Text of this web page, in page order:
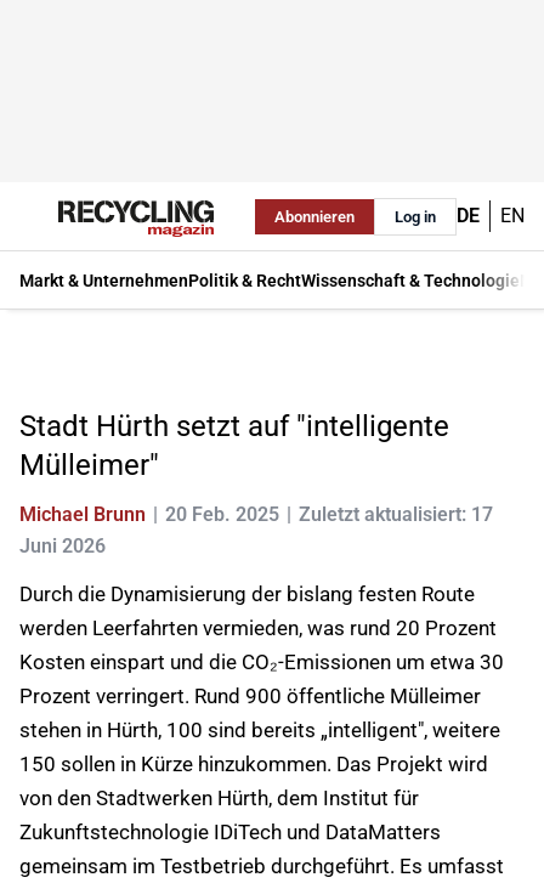
Abonnieren Log in DE EN
Markt & UnternehmenPolitik & RechtWissenschaft & Technologie
Stadt Hürth setzt auf "intelligente
Mülleimer"
Michael Brunn 20 Feb. 2025
Zuletzt aktualisiert: 17
Juni 2026
Durch die Dynamisierung der bislang festen Route
werden Leerfahrten vermieden, was rund 20 Prozent
Kosten einspart und die CO₂-Emissionen um etwa 30
Prozent verringert. Rund 900 öffentliche Mülleimer
stehen in Hürth, 100 sind bereits „intelligent", weitere
150 sollen in Kürze hinzukommen. Das Projekt wird
von den Stadtwerken Hürth, dem Institut für
Zukunftstechnologie IDiTech und DataMatters
gemeinsam im Testbetrieb durchgeführt. Es umfasst